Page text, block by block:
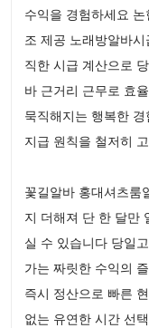
수익을 경험하세요
조 제공 노래방알바
직한 시급 계산으로
바 근거리 근무로 효
묵직해지는 행복한
지급 원칙을 철저히
꽃길알바 홍대셔츠룸
지 더해져 단 한 달만
실 수 있습니다 당일
가는 짜릿한 수익의
즉시 정산으로 빠른
없는 유연한 시간 선